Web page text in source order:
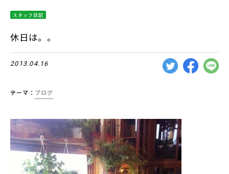
スタッフ日記
休日は。。
2013.04.16
テーマ： ブログ